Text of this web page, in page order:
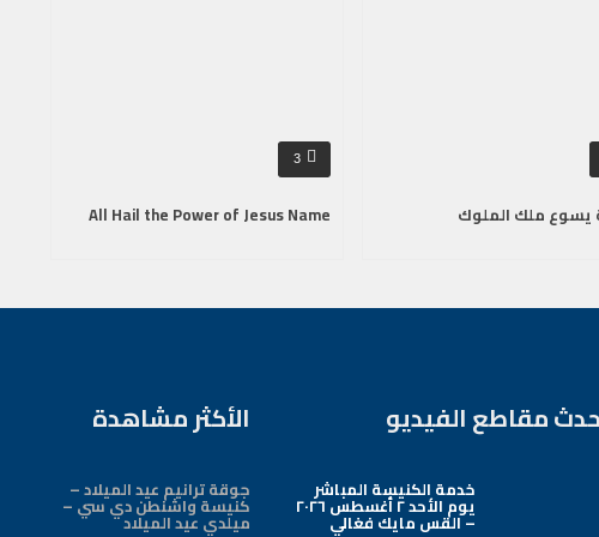
يسوع ملك الملوك
3
All Hail the Power of Jesus Name
مقاطع الفيديو
خدمة الكنيسة المباشر
يوم الأحد ٢ أغسطس ٢٠٢٦
– القس مايك فغالي
الأكثر مشاهدة
جوقة ترانيم عيد الميلاد –
كنيسة واشنطن دي سي –
ميلدي عيد الميلاد